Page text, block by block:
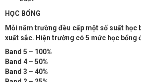
HỌC BỔNG
Mỗi năm trường đều cấp một số suất học
xuất sắc. Hiện trường có 5 mức học bổng
Band 5 – 100%
Band 4 – 50%
Band 3 – 40%